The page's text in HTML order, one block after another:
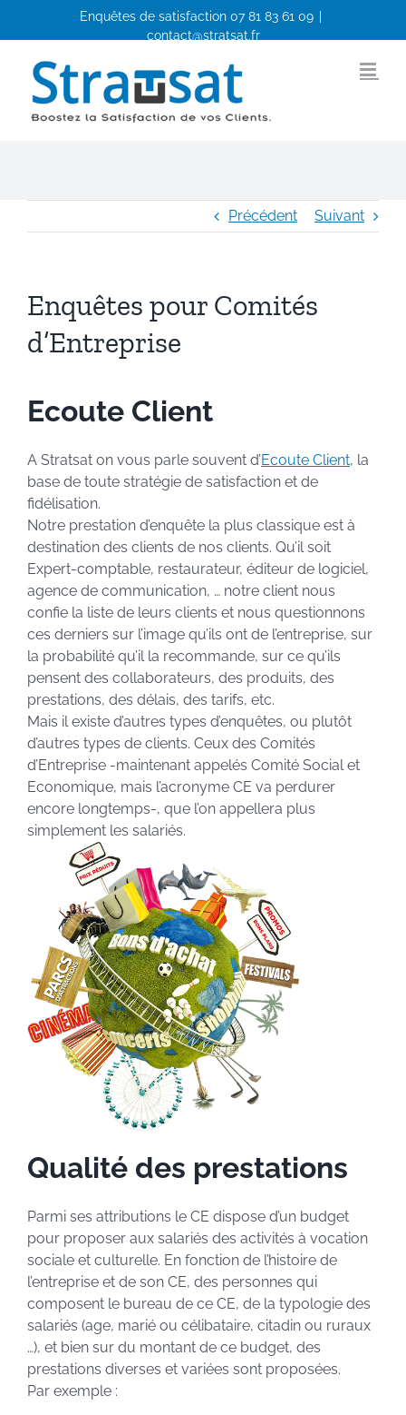
Enquêtes de satisfaction 07 81 83 61 09
contact@stratsat.fr
FacebookLinkedIn
Précédent Suivant
Enquêtes pour Comités
d’Entreprise
Ecoute Client
A Stratsat on vous parle souvent d’Ecoute Client, la
base de toute stratégie de satisfaction et de
fidélisation.
Notre prestation d’enquête la plus classique est à
destination des clients de nos clients. Qu’il soit
Expert-comptable, restaurateur, éditeur de logiciel,
agence de communication, … notre client nous
confie la liste de leurs clients et nous questionnons
ces derniers sur l’image qu’ils ont de l’entreprise, sur
la probabilité qu’il la recommande, sur ce qu’ils
pensent des collaborateurs, des produits, des
prestations, des délais, des tarifs, etc.
Mais il existe d’autres types d’enquêtes, ou plutôt
d’autres types de clients. Ceux des Comités
d’Entreprise -maintenant appelés Comité Social et
Economique, mais l’acronyme CE va perdurer
encore longtemps-, que l’on appellera plus
simplement les salariés.
Qualité des prestations
Parmi ses attributions le CE dispose d’un budget
pour proposer aux salariés des activités à vocation
sociale et culturelle. En fonction de l’histoire de
l’entreprise et de son CE, des personnes qui
composent le bureau de ce CE, de la typologie des
salariés (age, marié ou célibataire, citadin ou ruraux
…), et bien sur du montant de ce budget, des
prestations diverses et variées sont proposées.
Par exemple :